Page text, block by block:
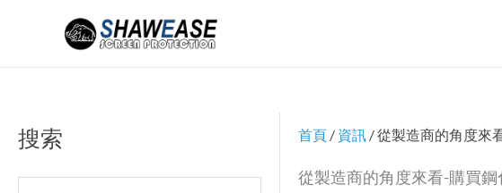
主
搜索 首頁 / 資訊 / 從製造商的角度來
從製造商的角度來看-購買